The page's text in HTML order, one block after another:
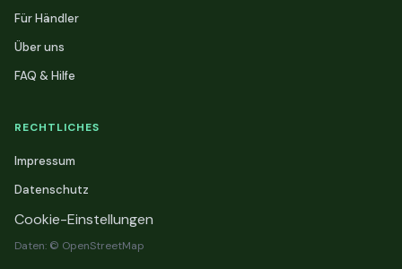
Für Händler
Über uns
FAQ & Hilfe
RECHTLICHES
Impressum
Datenschutz
Cookie-Einstellungen
Daten: © OpenStreetMap